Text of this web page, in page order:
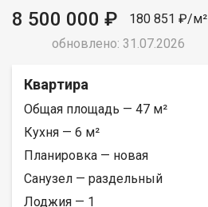
8 500 000 ₽
180 851 ₽/м²
обновлено: 31.07.2026
Квартира
Общая площадь — 47 м²
Кухня — 6 м²
Планировка — новая
Санузел — раздельный
Лоджия — 1